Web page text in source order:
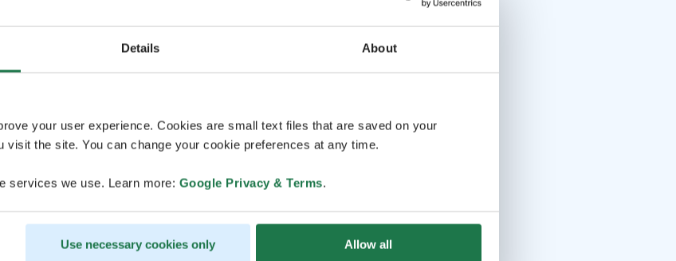
Details About
your user experience. Cookies are small text files that are saved on your
visit the site. You can change your cookie preferences at any time.
services we use. Learn more: Google Privacy & Terms.
Use necessary cookies only Allow all